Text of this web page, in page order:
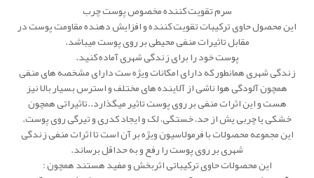
سرم تقویت کننده مخصوص پوست چرب
این محصول حاوی ترکیبات تقویت کننده و افزایش دهنده مقاومت پوست در
مقابل تاثیرات منفی محیطی بر روی پوست میباشد.
پوست خود را برای زندگی شهری آماده کنید.
زندگی شهری همانطور که دارای امکانات ویژه ست دارای مشخصه های منفی
همچون آلودگی هوا ناشی از آلاینده های مختلف و استرس بسیار بالا نیز
هست و این اثرات منفی بر روی پوست تاثیر میگذارد..تاثیراتی همچون
خشکی یا چربی یش از حد، خستگی، لک و ایجاد کدری و تیرگی روی پوست.
این مجموعه محصولات با فرمولاسیون ویژه بر آن است تا اثرات منفی زندگی
شهری بر روی پوست را رفع و به حداقل برساند.
این محصولات حاوی ترکیباتی اثربخش و مفید هستند همچون :